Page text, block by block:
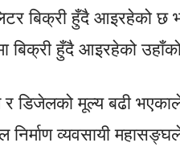
बिक्री हुँदै आइरहेको छ
बिक्री हुँदै आइरहेको
डिजेलको मूल्य बढी
निर्माण व्यवसायी